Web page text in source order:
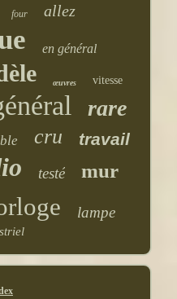
four allez
en général
œuvres vitesse
rare
cru travail
testé mur
lampe